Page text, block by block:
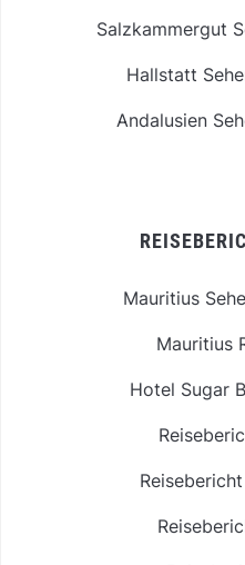
Salzkammergut
Hallstatt
Andalusien
Mauritius
Mauritius
Hotel Sugar